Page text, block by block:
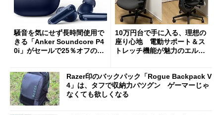
騒音を気にせず長時間使用で
きる「Anker Soundcore P4
0i」がセールで25％オフの59
10万円台で手に入る、理想の
座り心地 電動サポート＆ス
トレッチ機能が魅力のエルゴ
Razer印のバックパック「Rogue Backpack V
4」は、タフで収納力バツグン ゲーマーじゃ
なくても欲しくなる